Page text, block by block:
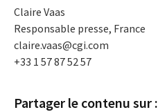
Claire Vaas
Responsable presse, France
claire.vaas@cgi.com
+33 1 57 87 52 57
Partager le contenu sur :